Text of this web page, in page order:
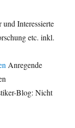
Interessierte
etc. inkl.
Anregende
Blog: Nicht